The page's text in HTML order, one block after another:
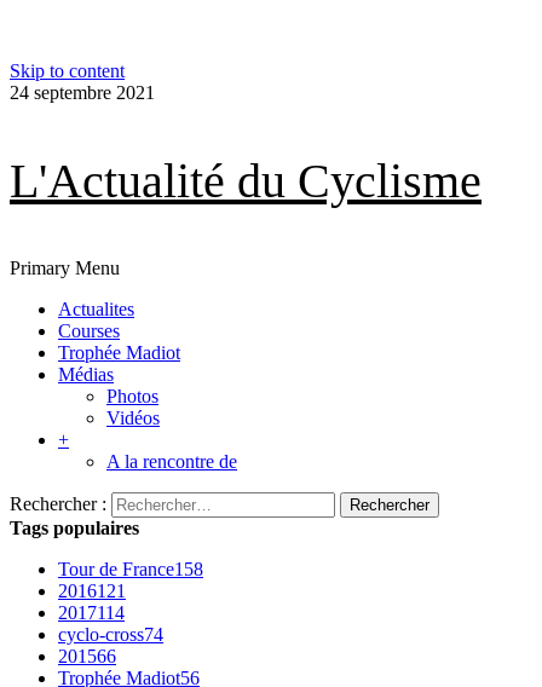
Skip to content
24 septembre 2021
L'Actualité du Cyclisme
Primary Menu
Actualites
Courses
Trophée Madiot
Médias
Photos
Vidéos
+
A la rencontre de
Rechercher :
Tags populaires
Tour de France158
2016121
2017114
cyclo-cross74
201566
Trophée Madiot56